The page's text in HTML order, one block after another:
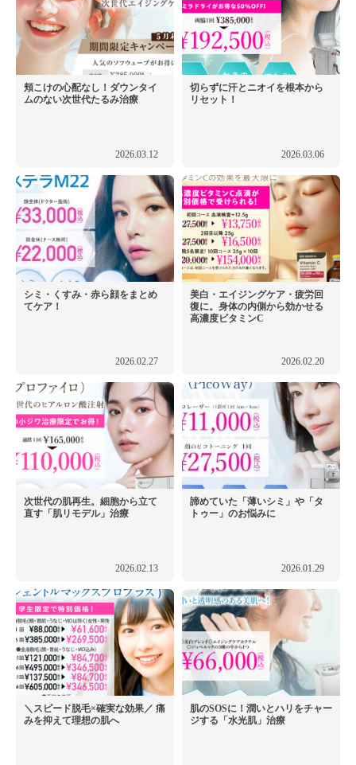
頬こけの心配なし！ダウンタイ
ムのない次世代たるみ治療
2026.03.12
切らずに汗とニオイを根本から
リセット！
2026.03.06
シミ・くすみ・赤ら顔をまとめ
てケア！
2026.02.27
美白・エイジングケア・疲労回
復に。身体の内側から効かせる
高濃度ビタミンC
2026.02.20
次世代の肌再生。細胞から立て
直す「肌リモデル」治療
2026.02.13
諦めていた「薄いシミ」や「タ
トゥー」のお悩みに
2026.01.29
＼スピード脱毛×確実な効果／ 痛
みを抑えて理想の肌へ
肌のSOSに！潤いとハリをチャー
ジする「水光肌」治療